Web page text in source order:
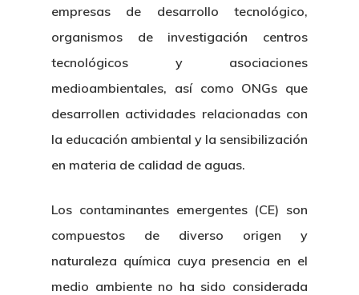
empresas de desarrollo tecnológico,
organismos de investigación centros
tecnológicos y asociaciones
medioambientales, así como ONGs que
desarrollen actividades relacionadas con
la educación ambiental y la sensibilización
en materia de calidad de aguas.
Los contaminantes emergentes(CE) son
compuestos de diverso origen y
naturaleza química cuya presencia en el
medio ambiente no ha sido considerada
Plan De Igualdad